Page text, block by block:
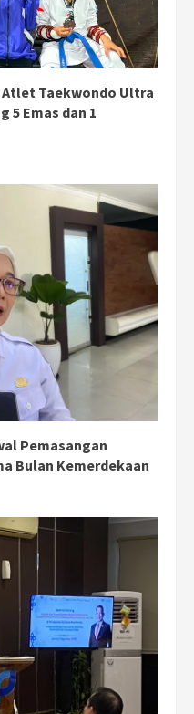
Taekwondo Ultra
5 Emas dan 1
Pemasangan
Bulan Kemerdekaan